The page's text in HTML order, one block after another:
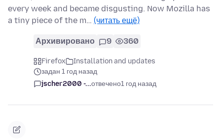
every week and became disgusting. Now Mozilla has
a tiny piece of the m… (читать ещё)
Архивировано 9 360
Firefox
Installation and updates
задан 1 год назад
jscher2000 -...отвечено1 год назад